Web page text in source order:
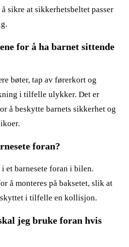
sikre at sikkerhetsbeltet passer
for å ha barnet sittende
bøter, tap av førerkort og
i tilfelle ulykker. Det er
å beskytte barnets sikkerhet og
foran?
et barnesete foran i bilen.
å monteres på baksetet, slik at
i tilfelle en kollisjon.
jeg bruke foran hvis